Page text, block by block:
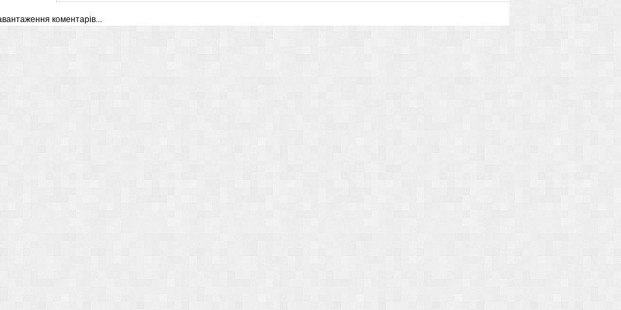
коментарів...